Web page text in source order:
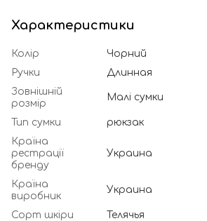
Характеристики
Колір
Чорний
Ручки
Длинная
Зовнішній
розмір
Малі сумки
Тип сумки
рюкзак
Країна
рестрації
бренду
Украина
Країна
виробник
Украина
Сорт шкіри
Телячья